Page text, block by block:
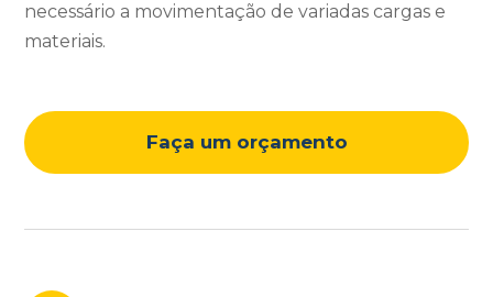
necessário a movimentação de variadas cargas e
materiais.
Faça um orçamento